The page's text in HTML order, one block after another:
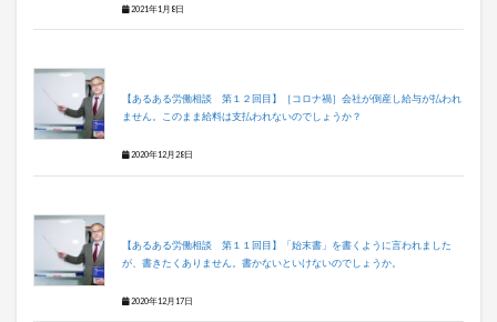
2021年1月8日
【あるある労働相談 第１２回目】［コロナ禍］会社が倒産し給与が払われ
ません。このまま給料は支払われないのでしょうか？
2020年12月28日
【あるある労働相談 第１１回目】「始末書」を書くように言われました
が、書きたくありません。書かないといけないのでしょうか。
2020年12月17日